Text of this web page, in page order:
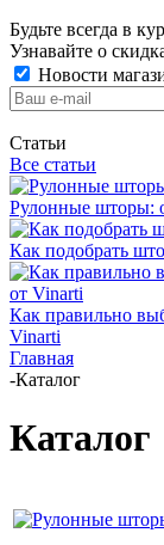
Будьте всегда в
Узнавайте о
Новости
Статьи
Все статьи
Рулонные шторы:
Как подобрать
Как правильно
Vinarti
Главная
-Каталог
Каталог